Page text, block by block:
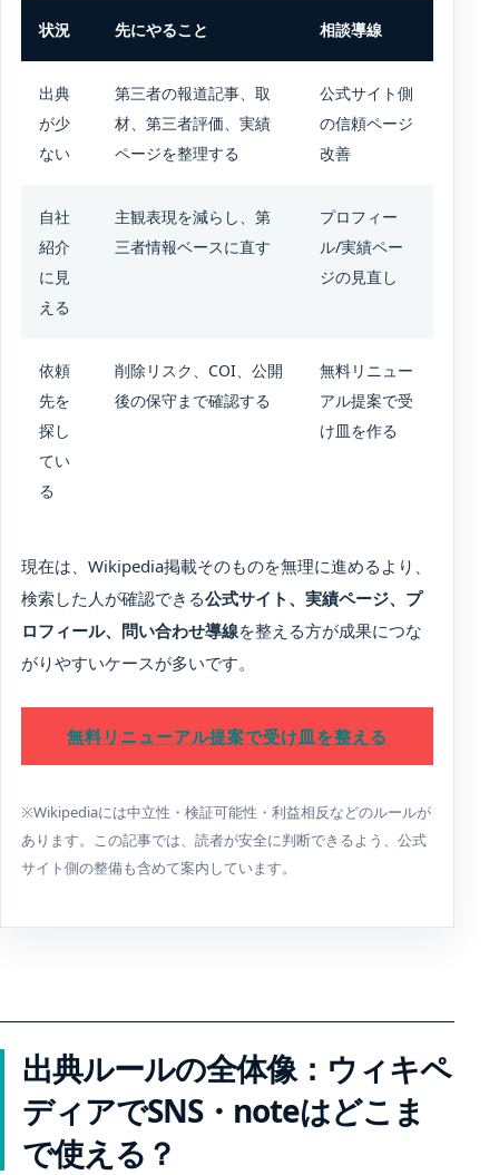
状況 先にやること 相談導線
出典
が少
ない
第三者の報道記事、取
材、第三者評価、実績
ページを整理する
公式サイト側
の信頼ページ
改善
自社
紹介
に見
える
主観表現を減らし、第
三者情報ベースに直す
プロフィー
ル/実績ペー
ジの見直し
依頼
先を
探し
てい
る
削除リスク、COI、公開
後の保守まで確認する
無料リニュー
アル提案で受
け皿を作る
現在は、Wikipedia掲載そのものを無理に進めるより、
検索した人が確認できる公式サイト、実績ページ、プ
ロフィール、問い合わせ導線を整える方が成果につな
がりやすいケースが多いです。
無料リニューアル提案で受け皿を整える
※Wikipediaには中立性・検証可能性・利益相反などのルールが
あります。この記事では、読者が安全に判断できるよう、公式
サイト側の整備も含めて案内しています。
出典ルールの全体像：ウィキペ
ディアでSNS・noteはどこま
で使える？